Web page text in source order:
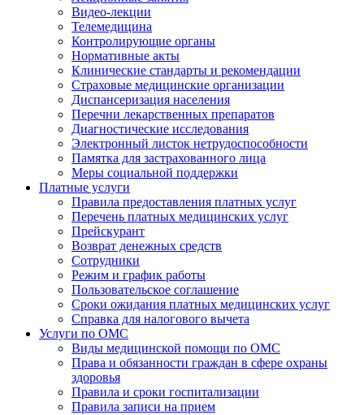
Видео-лекции
Телемедицина
Контролирующие органы
Нормативные акты
Клинические стандарты и рекомендации
Страховые медицинские организации
Диспансеризация населения
Перечни лекарственных препаратов
Диагностические исследования
Электронный листок нетрудоспособности
Памятка для застрахованного лица
Меры социальной поддержки
Платные услуги
Правила предоставления платных услуг
Перечень платных медицинских услуг
Прейскурант
Возврат денежных средств
Сотрудники
Режим и график работы
Пользовательское соглашение
Сроки ожидания платных медицинских услуг
Справка для налогового вычета
Услуги по ОМС
Виды медицинской помощи по ОМС
Права и обязанности граждан в сфере охраны
здоровья
Правила и сроки госпитализации
Правила записи на прием